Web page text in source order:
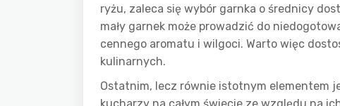
ryżu, zaleca się wybór garnka o średnicy
mały garnek może prowadzić do
cennego aromatu i wilgoci. Warto więc
kulinarnych.
Ostatnim, lecz równie istotnym elementem